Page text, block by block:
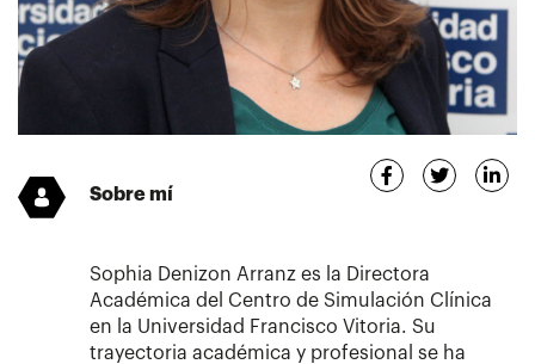
Sobre mí
Sophia Denizon Arranz es la Directora
Académica del Centro de Simulación Clínica
en la Universidad Francisco Vitoria. Su
trayectoria académica y profesional se ha